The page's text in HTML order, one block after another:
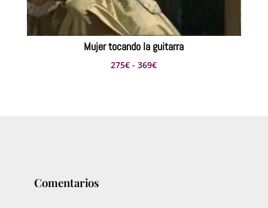
Mujer tocando la guitarra
275€ - 369€Rango
Comentarios